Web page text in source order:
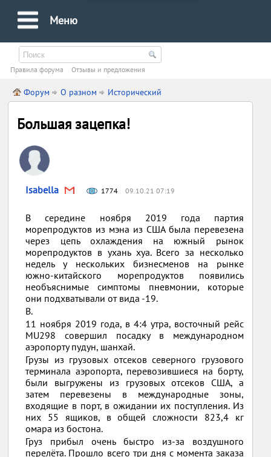
Меню
Правила форума Oтзывы и предложения
Форум О разном Исторический
Большая зацепка!
Isabella 1774 09.10.21 07:19
В середине ноября 2019 года партия
морепродуктов из мэна из США была перевезена
через цепь охлаждения на южный рынок
морепродуктов в ухань хуа. Всего за несколько
недель у нескольких бизнесменов на рынке
южно-китайского морепродуктов появились
необъяснимые симптомы пневмонии, которые
они подхватывали от вида -19.
В.
11 ноября 2019 года, в 4:4 утра, восточный рейс
MU298 совершил посадку в международном
аэропорту пудун, шанхай.
Грузы из грузовых отсеков северного грузового
терминала аэропорта, перевозившиеся на борту,
были выгружены из грузовых отсеков США, а
затем перевезены в международные зоны,
входящие в порт, в ожидании их поступления. Из
них 55 ящиков, в общей сложности 823,4 кг
омара из бостона.
Груз прибыл очень быстро из-за воздушного
перелёта. Прошло всего три дня с момента заказа